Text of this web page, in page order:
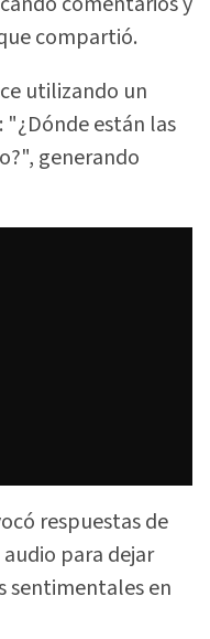
compartió.
utilizando un
están las
generando
respuestas de
para dejar
sentimentales en